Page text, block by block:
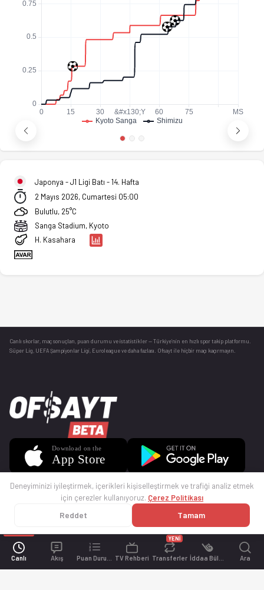
Canlı Akış TV Rehberi Transferler
YENİ
Ara
Japonya - J1 Ligi Batı - 14. Hafta
2 Mayıs 2026, Cumartesi 05:00
Bulutlu, 25°C
Sanga Stadium, Kyoto
H. Kasahara
Canlı skorlar , maç sonuçları, puan durumu ve istatistikler — Türkiye’nin en hızlı spor takip platformu.
Süper Lig, UEFA Şampiyonlar Ligi, Euroleague ve daha fazlası. Ofsayt ile hiçbir maçı kaçırmayın.
© 2025 Ofsayt
Deneyiminizi iyileştirmek, içerikleri kişiselleştirmek ve trafiği analiz etmek
için çerezler kullanıyoruz. Çerez Politikası
Reddet Tamam